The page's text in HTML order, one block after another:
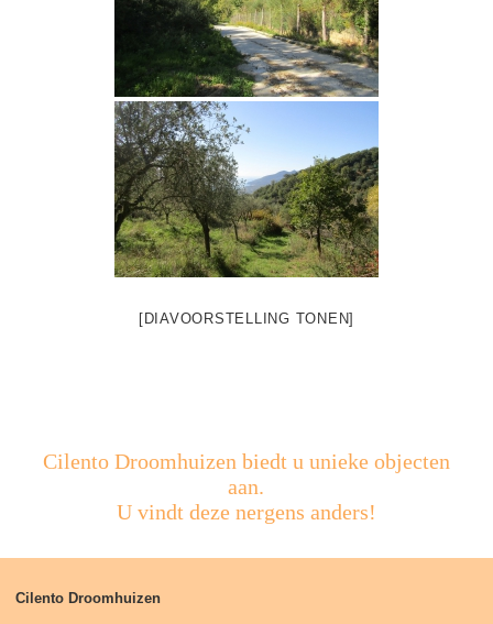
[DIAVOORSTELLING TONEN]
Cilento Droomhuizen biedt u unieke objecten
aan.
U vindt deze nergens anders!
Cilento Droomhuizen